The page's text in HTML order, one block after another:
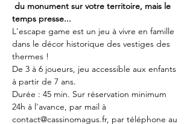
du monument sur votre territoire, mais le
temps presse...
L'escape game est un jeu à vivre en famille
dans le décor historique des vestiges des
thermes !
De 3 à 6 joueurs, jeu accessible aux enfants
à partir de 7 ans.
Durée : 45 min. Sur réservation minimum
24h à l'avance, par mail à
contact@cassinomagus.fr, par téléphone au